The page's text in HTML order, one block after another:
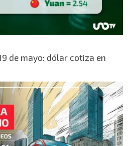
de mayo: dólar cotiza en